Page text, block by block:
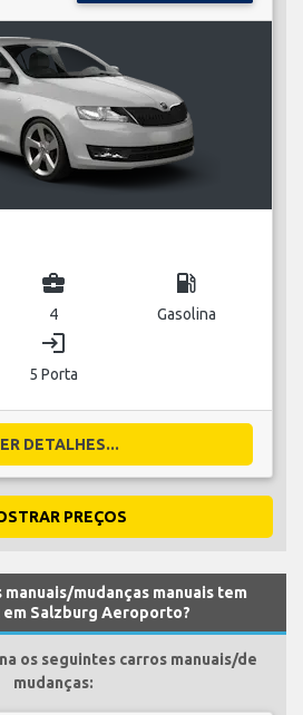
business_center
4
local_gas_station
Gasolina
login
5 Porta
DETALHES...
PREÇOS
mudanças manuais tem
Salzburg Aeroporto?
os seguintes carros manuais/de
mudanças: